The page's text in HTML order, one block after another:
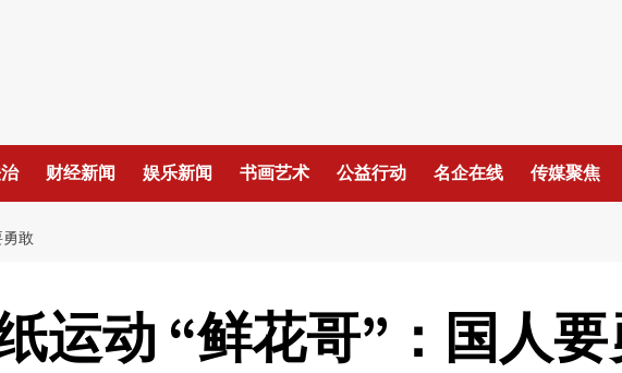
财经新闻 娱乐新闻 书画艺术 公益行动 名企在线 传媒聚焦
敢
运动 “鲜花哥”：国人